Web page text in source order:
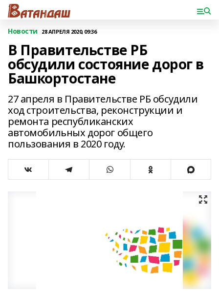
Новости 28 АПРЕЛЯ 2020, 09:36
В Правительстве РБ
обсудили состояние дорог в
Башкортостане
27 апреля в Правительстве РБ обсудили
ход строительства, реконструкции и
ремонта республиканских
автомобильных дорог общего
пользования в 2020 году.